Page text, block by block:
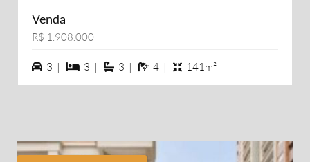
Venda
R$ 1.908.000
3 vagas na garagem
3 | 3 dormiórios
3 | 3 suítes
3 | 4 banheiros
4 | 141m²